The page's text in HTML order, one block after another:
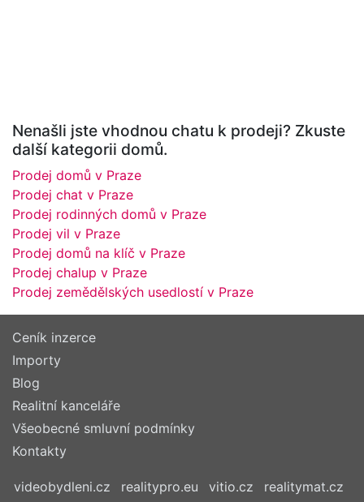
Nenašli jste vhodnou chatu k prodeji? Zkuste
další kategorii domů.
Prodej domů v Praze
Prodej chat v Praze
Prodej rodinných domů v Praze
Prodej vil v Praze
Prodej domů na klíč v Praze
Prodej chalup v Praze
Prodej zemědělských usedlostí v Praze
Ceník inzerce
Importy
Blog
Realitní kanceláře
Všeobecné smluvní podmínky
Kontakty
videobydleni.cz realitypro.eu vitio.cz
realitymat.cz